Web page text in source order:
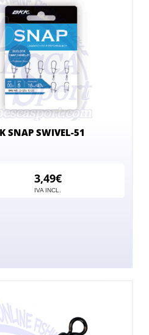
SNAP SWIVEL-51
3,49€
IVA INCL.